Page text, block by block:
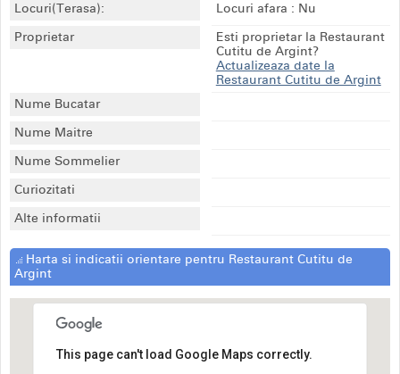
Locuri(Terasa):
Locuri afara : Nu
Proprietar
Esti proprietar la Restaurant
Cutitu de Argint?
Actualizeaza date la
Restaurant Cutitu de Argint
Nume Bucatar
Nume Maitre
Nume Sommelier
Curiozitati
Alte informatii
Harta si indicatii orientare pentru Restaurant Cutitu de
Argint
This page can't load Google Maps correctly.